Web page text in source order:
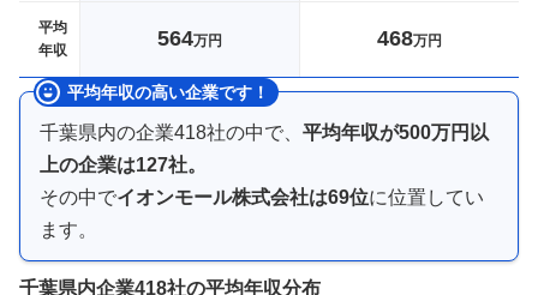
平均
年収
564万円 468万円
平均年収の高い企業です！
千葉県内の企業418社の中で、 平均年収が500万円以
上の企業は127社。
その中でイオンモール株式会社は69位に位置してい
ます。
千葉県内企業418社の平均年収分布